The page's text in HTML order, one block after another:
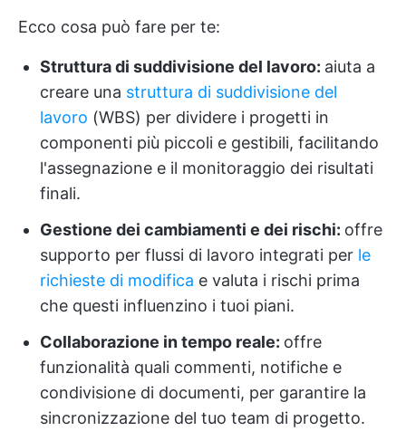
Ecco cosa può fare per te:
Struttura di suddivisione del lavoro: aiuta a
creare una struttura di suddivisione del
lavoro (WBS) per dividere i progetti in
componenti più piccoli e gestibili, facilitando
l'assegnazione e il monitoraggio dei risultati
finali.
Gestione dei cambiamenti e dei rischi: offre
supporto per flussi di lavoro integrati per le
richieste di modifica e valuta i rischi prima
che questi influenzino i tuoi piani.
Collaborazione in tempo reale: offre
funzionalità quali commenti, notifiche e
condivisione di documenti, per garantire la
sincronizzazione del tuo team di progetto.